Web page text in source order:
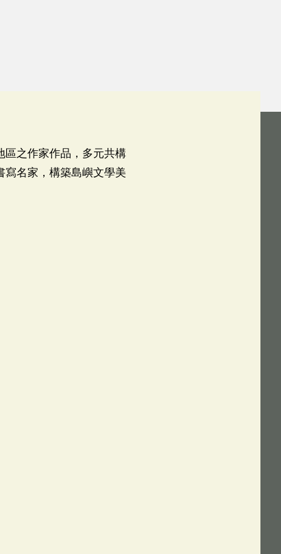
區之作家作品，多元共構
寫名家，構築島嶼文學美